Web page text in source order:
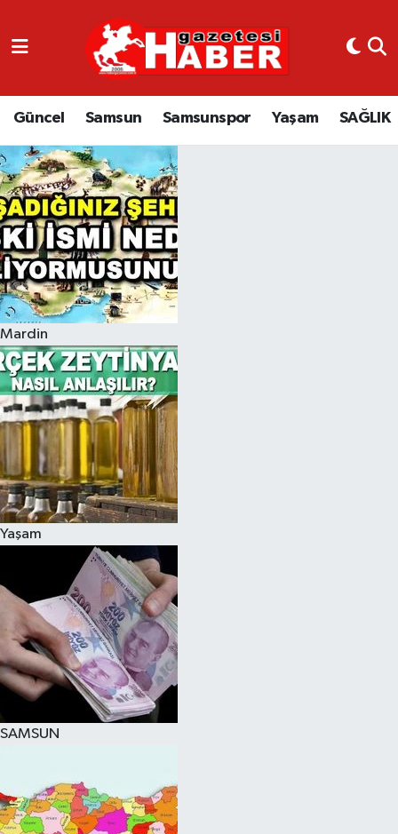
Güncel Samsun Samsunspor Yaşam SAĞLIK
Mardin
Yaşam
SAMSUN
GÜNCEL
SAMSUN
SAMSUNSPOR
EKONOMİ
YAŞAM